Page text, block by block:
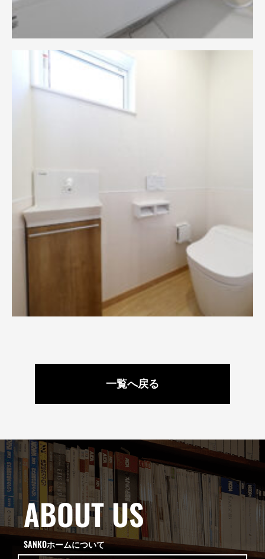
一覧へ戻る
ABOUT US
SANKOホームについて